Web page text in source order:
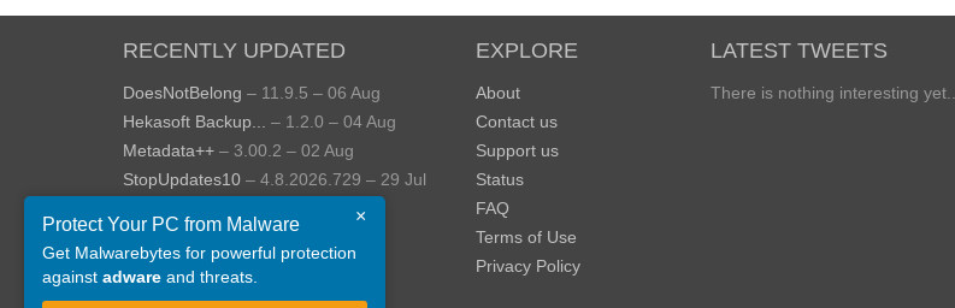
RECENTLY UPDATED
DoesNotBelong – 11.9.5 – 06 Aug
Hekasoft Backup...
– 1.2.0 – 04 Aug
Metadata++ – 3.00.2 – 02 Aug
StopUpdates10 – 4.8.2026.729 – 29 Jul
– 1.4.0.414 – 24 Jul
JOPDF – 2.3.0.5 – 20 Jul
View more »
EXPLORE
About
Contact us
Support us
Status
FAQ
Terms of Use
Privacy Policy
LATEST TWEETS
There is nothing interesting yet...
×
Protect Your PC from Malware
Get Malwarebytes for powerful protection
against adware and threats.